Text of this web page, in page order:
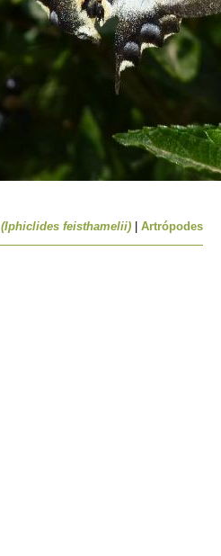
(Iphiclides feisthamelii) Artrópodes